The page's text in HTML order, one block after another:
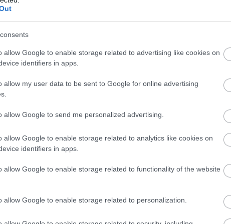
allow Google to enable storage related to advertising like cookies on
identifiers in apps.
allow my user data to be sent to Google for online advertising
allow Google to send me personalized advertising.
allow Google to enable storage related to analytics like cookies on
identifiers in apps.
allow Google to enable storage related to functionality of the website
allow Google to enable storage related to personalization.
A héten már el is kezdődik a szokásos
szomorkodni is, hogy akkor most már
tényleg vége a nyárnak, de tekintettel
és mennyi finomság van, amit az ősznek
mit
afrikai
ázsiai
baszk
belgium
bocuse
dél